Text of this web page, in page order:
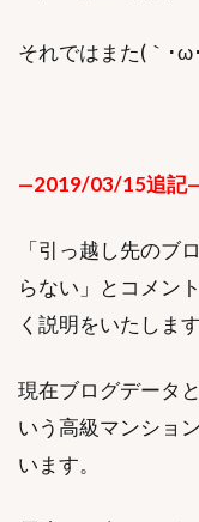
それではまた(｀･ω
—2019/03/15追記
「引っ越し先のブ
らない」とコメン
く説明をいたします
現在ブログデータ
いう高級マンショ
います。